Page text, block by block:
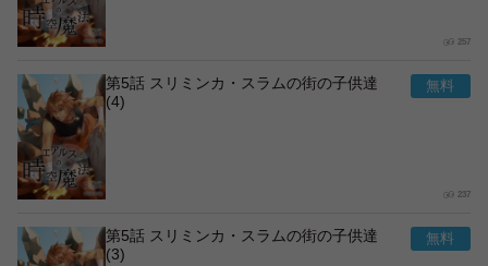
257
第5話 スリミンカ・スラムの街の子供達
(4)
237
第5話 スリミンカ・スラムの街の子供達
(3)